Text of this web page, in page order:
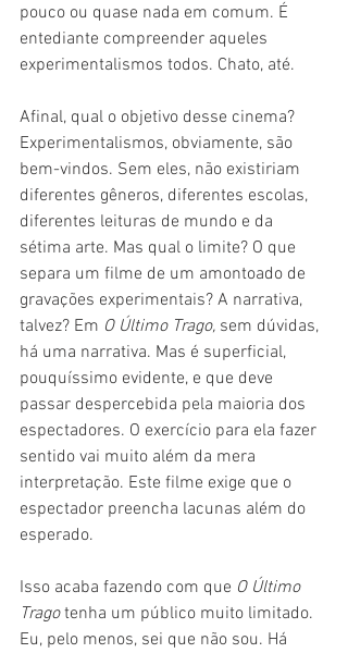
pouco ou quase nada em comum. É
entediante compreender aqueles
experimentalismos todos. Chato, até.
Afinal, qual o objetivo desse cinema?
Experimentalismos, obviamente, são
bem-vindos. Sem eles, não existiriam
diferentes gêneros, diferentes escolas,
diferentes leituras de mundo e da
sétima arte. Mas qual o limite? O que
separa um filme de um amontoado de
gravações experimentais? A narrativa,
talvez? Em O Último Trago, sem dúvidas,
há uma narrativa. Mas é superficial,
pouquíssimo evidente, e que deve
passar despercebida pela maioria dos
espectadores. O exercício para ela fazer
sentido vai muito além da mera
interpretação. Este filme exige que o
espectador preencha lacunas além do
esperado.
Isso acaba fazendo com que O Último
Trago tenha um público muito limitado.
Eu, pelo menos, sei que não sou. Há